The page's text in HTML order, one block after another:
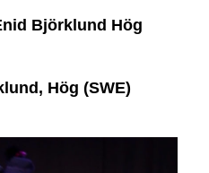
Björklund Hög
Hög (SWE)